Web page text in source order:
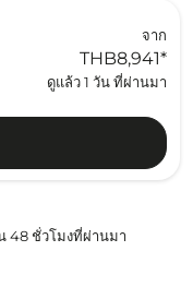
จาก
THB8,941*
ดูแล้ว 1 วัน ที่ผ่านมา
48 ชั่วโมงที่ผ่านมา